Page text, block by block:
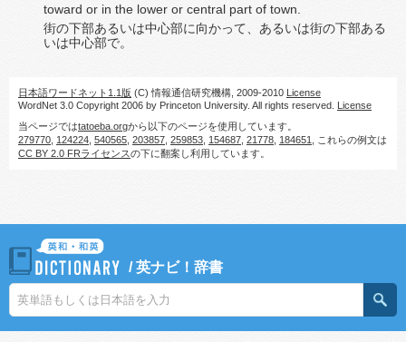
toward or in the lower or central part of town.
街の下部あるいは中心部に向かって、あるいは街の下部ある
いは中心部で。
日本語ワードネット1.1版 (C) 情報通信研究機構, 2009-2010 License
WordNet 3.0 Copyright 2006 by Princeton University. All rights reserved. License
当ページではtatoeba.orgから以下のページを使用しています。
279770 124224 540565 203857 259853 154687 21778 184651
, これらの例文は
CC BY 2.0 FRライセンスの下に翻案し利用しています。
/英ナビ！辞書